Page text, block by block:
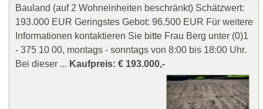
Bauland (auf 2 Wohneinheiten beschränkt) Schätzwert:
193.000 EUR Geringstes Gebot: 96.500 EUR Für weitere
Informationen kontaktieren Sie bitte Frau Berg unter (0)1
- 375 10 00, montags - sonntags von 8:00 bis 18:00 Uhr.
Bei dieser ... Kaufpreis: € 193.000,-